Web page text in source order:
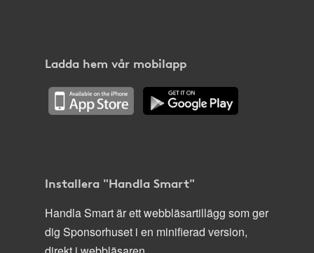
Ladda hem vår mobilapp
Installera "Handla Smart"
Handla Smart är ett webbläsartillägg som ger
dig Sponsorhuset i en minifierad version,